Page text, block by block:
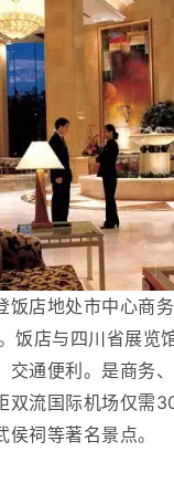
店地处市中心商务
饭店与四川省展览
交通便利。是商务
双流国际机场仅需
祠等著名景点。